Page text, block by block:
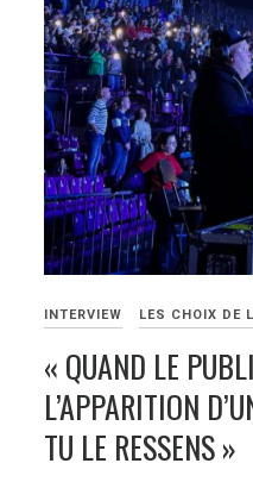
INTERVIEW LES CHOIX DE
« QUAND LE
L’APPARITION
TU LE RESSENS »